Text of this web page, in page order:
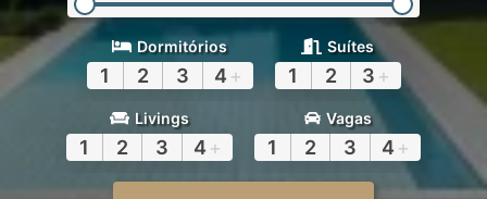
Dormitórios
1 2 3 4 +
Suítes
1 2 3 +
Livings
1 2 3 4 +
Vagas
1 2 3 4 +